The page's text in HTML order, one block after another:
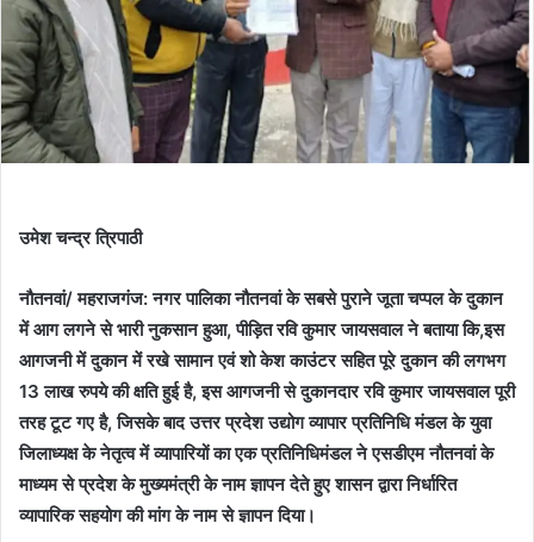
उमेश चन्द्र त्रिपाठी
नौतनवां/ महराजगंज: नगर पालिका नौतनवां के सबसे पुराने जूता चप्पल के दुकान
में आग लगने से भारी नुकसान हुआ, पीड़ित रवि कुमार जायसवाल ने बताया कि,इस
आगजनी में दुकान में रखे सामान एवं शो केश काउंटर सहित पूरे दुकान की लगभग
13 लाख रुपये की क्षति हुई है, इस आगजनी से दुकानदार रवि कुमार जायसवाल पूरी
तरह टूट गए है, जिसके बाद उत्तर प्रदेश उद्योग व्यापार प्रतिनिधि मंडल के युवा
जिलाध्यक्ष के नेतृत्व में व्यापारियों का एक प्रतिनिधिमंडल ने एसडीएम नौतनवां के
माध्यम से प्रदेश के मुख्यमंत्री के नाम ज्ञापन देते हुए शासन द्वारा निर्धारित
व्यापारिक सहयोग की मांग के नाम से ज्ञापन दिया।